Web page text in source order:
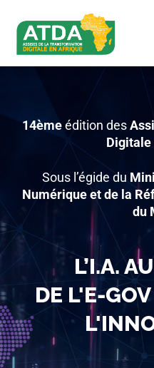
14èmeédition des
Digitale
Sous l’égide du
Numérique et de la
du
L’I.A.
DE L'E-